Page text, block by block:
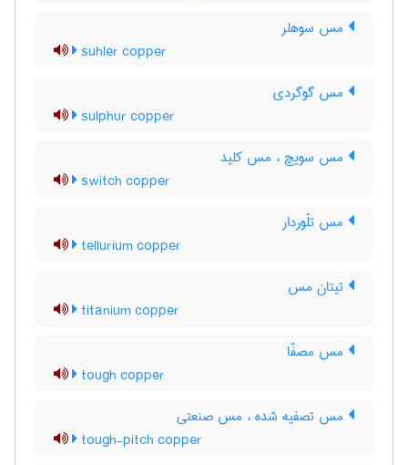
مس سوهلر
suhler copper
مس گوگردی
sulphur copper
مس سویچ ، مس کلید
switch copper
مس تلّوردار
tellurium copper
تیتان مس
titanium copper
مس مصفّا
tough copper
مس تصفیه شده ، مس صنعتی
tough-pitch copper